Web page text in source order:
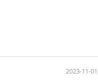
2023-11-01